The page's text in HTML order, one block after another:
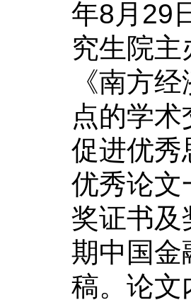
年8月29
究生院
《南方
点的学
促进优秀
优秀论文
奖证书及
期中国金
稿。论文